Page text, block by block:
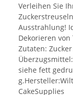
Verleihen Sie
Ausstrahlung!
Dekorieren
Zutaten: Zucker
siehe fett
CakeSupplies